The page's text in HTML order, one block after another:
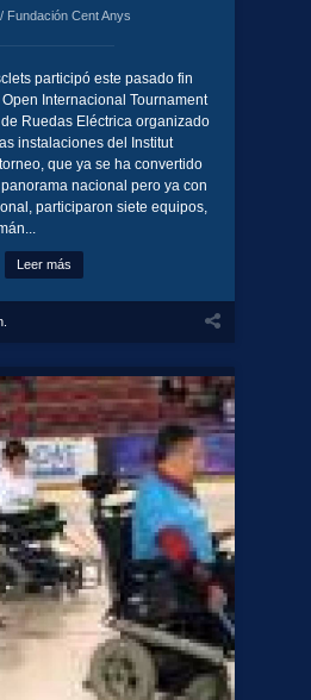
/ Fundación Cent Anys
participó este pasado fin
Internacional Tournament
Ruedas Eléctrica organizado
instalaciones del Institut
que ya se ha convertido
nacional pero ya con
participaron siete equipos,
Leer más